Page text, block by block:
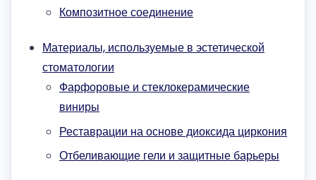
Композитное соединение
Материалы, используемые в эстетической
стоматологии
Фарфоровые и стеклокерамические
виниры
Реставрации на основе диоксида циркония
Отбеливающие гели и защитные барьеры